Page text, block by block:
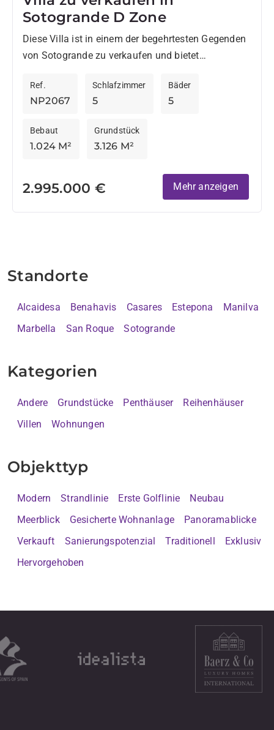
Sotogrande D Zone
Diese Villa ist in einem der begehrtesten Gegenden
von Sotogrande zu verkaufen und bietet
den wichtigsten Annehmlichkeiten, die
Sotogrande...
NP2067
Ref.
5
Schlafzimmer
5
Bäder
1.024 M²
Bebaut
3.126 M²
Grundstück
2.995.000 € Mehr anzeigen
Standorte
Alcaidesa Benahavis Casares Estepona
Manilva
Marbella
San Roque Sotogrande
Kategorien
Andere Grundstücke Penthäuser
Reihenhäuser
Villen
Wohnungen
Objekttyp
Modern Strandlinie Erste Golflinie
Neubau
Meerblick
Gesicherte Wohnanlage
Panoramablicke
Verkauft
Sanierungspotenzial Traditionell
Exklusiv
Hervorgehoben